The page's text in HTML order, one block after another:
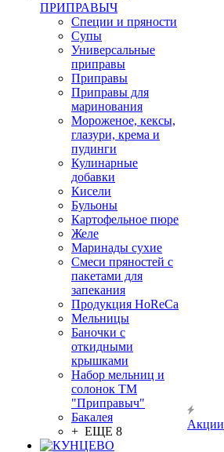
ПРИПРАВЫЧ
Специи и пряности
Супы
Универсальные
приправы
Приправы
Приправы для
маринования
Мороженое, кексы,
глазури, крема и
пудинги
Кулинарные
добавки
Кисели
Бульоны
Картофельное пюре
Желе
Маринады сухие
Смеси пряностей с
пакетами для
запекания
Продукция HoReCa
Мельницы
Баночки с
откидными
крышками
Набор мельниц и
солонок ТМ
"Приправыч"
Бакалея
+ ЕЩЕ 8
Акции